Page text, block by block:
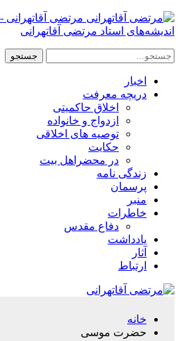
مرتضی آقاتهرانی
اندیشه‌های استاد مرتضی آقاتهرانی
اخبار
دریچه معرفت
اخلاق حاکمیتی
ازدواج و خانواده
توصیه های اخلاقی
حکایت
در محضراهل بیت
زندگی نامه
پرسمان
منبر
خاطرات
دفاع مقدس
یادداشت
آثار
ارتباط
خانه
حضرت موسی